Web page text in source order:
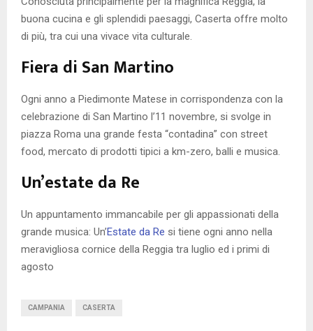
buona cucina e gli splendidi paesaggi, Caserta offre molto
di più, tra cui una vivace vita culturale.
Fiera di San Martino
Ogni anno a Piedimonte Matese in corrispondenza con la
celebrazione di San Martino l’11 novembre, si svolge in
piazza Roma una grande festa “contadina” con street
food, mercato di prodotti tipici a km-zero, balli e musica.
Un’estate da Re
Un appuntamento immancabile per gli appassionati della
grande musica: Un’Estate da Re si tiene ogni anno nella
meravigliosa cornice della Reggia tra luglio ed i primi di
agosto
CAMPANIA CASERTA